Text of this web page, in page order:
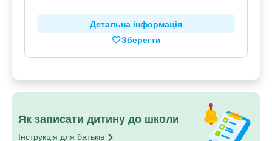
Детальна інформація
Зберегти
Як записати дитину до школи
Інструкція для батьків